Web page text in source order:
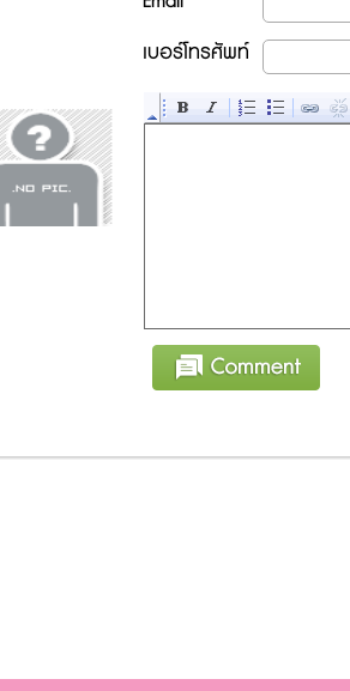
เบอร์โทรศัพท์